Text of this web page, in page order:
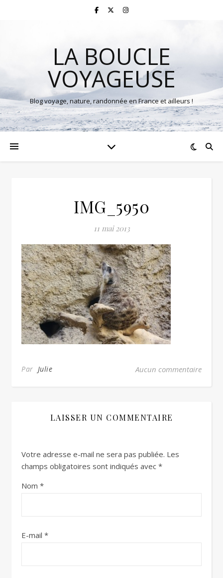
LA BOUCLE
VOYAGEUSE
Blog voyage, nature, randonnée en France et ailleurs !
IMG_5950
11 mai 2013
Par Julie Aucun commentaire
LAISSER UN COMMENTAIRE
Votre adresse e-mail ne sera pas publiée. Les
champs obligatoires sont indiqués avec *
Nom *
E-mail *